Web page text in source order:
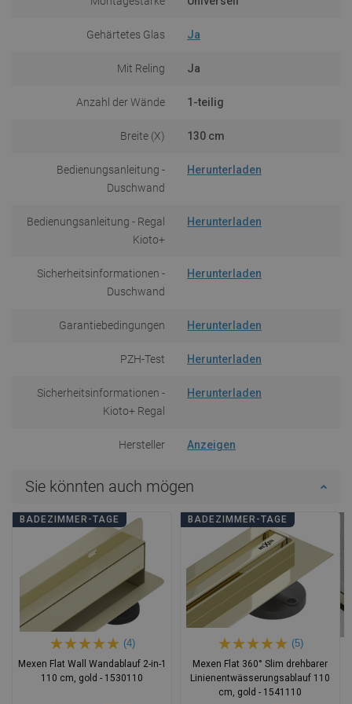
Gehärtetes Glas Ja
Mit Reling Ja
Anzahl der Wände 1-teilig
Breite (X) 130 cm
Bedienungsanleitung -
Duschwand
Herunterladen
Bedienungsanleitung - Regal
Kioto+
Herunterladen
Sicherheitsinformationen -
Duschwand
Herunterladen
Garantiebedingungen Herunterladen
PZH-Test Herunterladen
Sicherheitsinformationen -
Kioto+ Regal
Herunterladen
Hersteller Anzeigen
Sie könnten auch mögen
BADEZIMMER-TAGE
(4)
Mexen Flat Wall Wandablauf 2-in-1
110 cm, gold - 1530110
BADEZIMMER-TAGE
(5)
Mexen Flat 360° Slim drehbarer
Linienentwässerungsablauf 110
cm, gold - 1541110